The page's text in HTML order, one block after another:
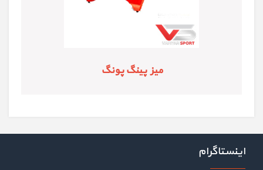
میز پینگ پونگ
اینستاگرام